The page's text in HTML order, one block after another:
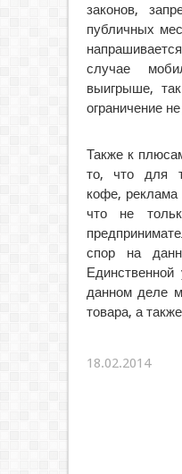
законов,
публичных
случае
выигрыше,
ограничение
Также к
то, что для
кофе,
что не
спор на
данном деле
товара, а
18.02.2014